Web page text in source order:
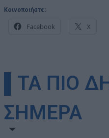
Κοινοποιήστε:
Facebook X
▌ΤΑ ΠΙΟ
ΣΗΜΕΡΑ